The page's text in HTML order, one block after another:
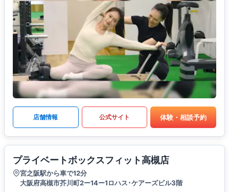
店舗情報 公式サイト 体験・相談予約
プライベートボックスフィット高槻店
宮之阪駅から車で12分
大阪府高槻市芥川町2ー14ー1ロハス･ケアーズビル3階